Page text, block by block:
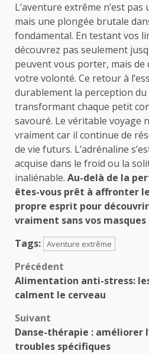
L’aventure extrême n’est
mais une plongée brutale
fondamental. En testant vos
découvrez pas seulement
peuvent vous porter, mais
votre volonté. Ce retour à
durablement la perception
transformant chaque petit
savouré. Le véritable voyage
vraiment car il continue de
de vie futurs. L’adrénaline
acquise dans le froid ou la
inaliénable. Au-delà de la
êtes-vous prêt à affronter
propre esprit pour
vraiment sans vos
Tags: Aventure extrême
Navigation
d’article
Précédent
Alimentation anti-stress:
calment le cerveau
Suivant
Danse-thérapie : améliorer
troubles spécifiques